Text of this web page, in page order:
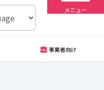
メニュー
事業者向け